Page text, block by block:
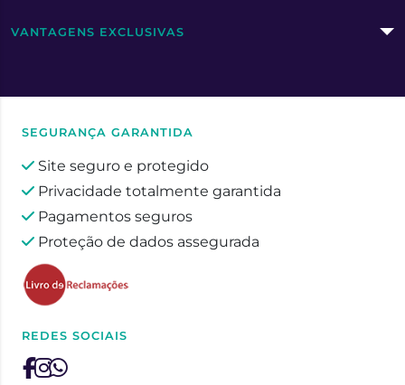
VANTAGENS EXCLUSIVAS
SEGURANÇA GARANTIDA
Site seguro e protegido
Privacidade totalmente garantida
Pagamentos seguros
Proteção de dados assegurada
REDES SOCIAIS